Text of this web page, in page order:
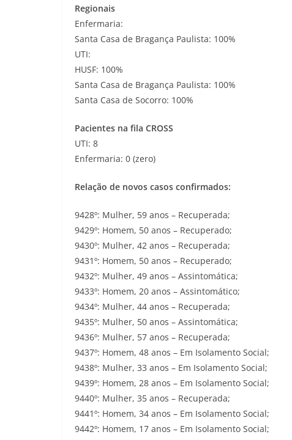
Regionais
Enfermaria:
Santa Casa de Bragança Paulista: 100%
UTI:
HUSF: 100%
Santa Casa de Bragança Paulista: 100%
Santa Casa de Socorro: 100%
Pacientes na fila CROSS
UTI: 8
Enfermaria: 0 (zero)
Relação de novos casos confirmados:
9428º: Mulher, 59 anos – Recuperada;
9429º: Homem, 50 anos – Recuperado;
9430º: Mulher, 42 anos – Recuperada;
9431º: Homem, 50 anos – Recuperado;
9432º: Mulher, 49 anos – Assintomática;
9433º: Homem, 20 anos – Assintomático;
9434º: Mulher, 44 anos – Recuperada;
9435º: Mulher, 50 anos – Assintomática;
9436º: Mulher, 57 anos – Recuperada;
9437º: Homem, 48 anos – Em Isolamento Social;
9438º: Mulher, 33 anos – Em Isolamento Social;
9439º: Homem, 28 anos – Em Isolamento Social;
9440º: Mulher, 35 anos – Recuperada;
9441º: Homem, 34 anos – Em Isolamento Social;
9442º: Homem, 17 anos – Em Isolamento Social;